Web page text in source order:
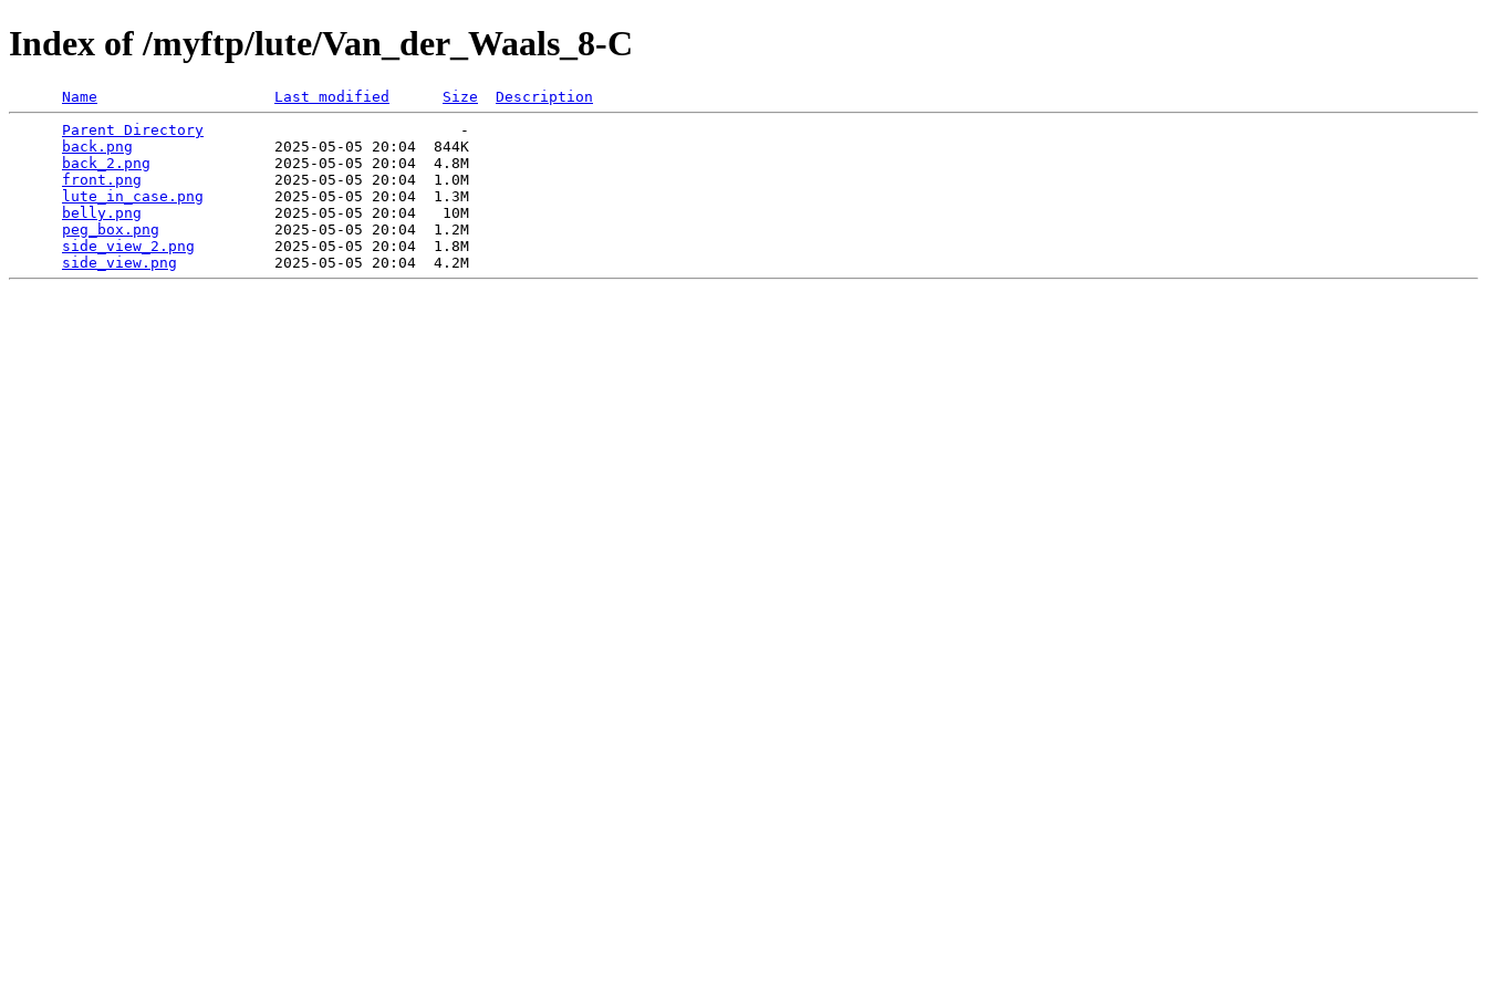
Index of /myftp/lute/Van_der_Waals_8-C
Name Last modified Size
Description
Parent Directory
                             -
back.png
                2025-05-05 20:04  844K
back_2.png
              2025-05-05 20:04  4.8M
front.png
               2025-05-05 20:04  1.0M
lute_in_case.png
        2025-05-05 20:04  1.3M
belly.png
               2025-05-05 20:04   10M
peg_box.png
             2025-05-05 20:04  1.2M
side_view_2.png
         2025-05-05 20:04  1.8M
side_view.png